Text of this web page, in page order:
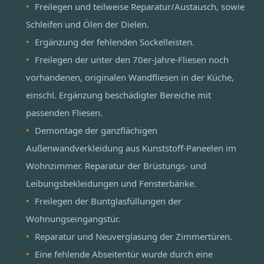
Freilegen und teilweise Reparatur/Austausch, sowie
Schleifen und Ölen der Dielen.
Ergänzung der fehlenden Sockelleisten.
Freilegen der unter den 70er-Jahre-Fliesen noch
vorhandenen, originalen Wandfliesen in der Küche,
einschl. Ergänzung beschädigter Bereiche mit
passenden Fliesen.
Demontage der ganzflächigen
Außenwandverkleidung aus Kunststoff-Paneelen im
Wohnzimmer. Reparatur der Brüstungs- und
Leibungsbekleidungen und Fensterbänke.
Freilegen der Buntglasfüllungen der
Wohnungseingangstür.
Reparatur und Neuverglasung der Zimmertüren.
Eine fehlende Abseitentür wurde durch eine